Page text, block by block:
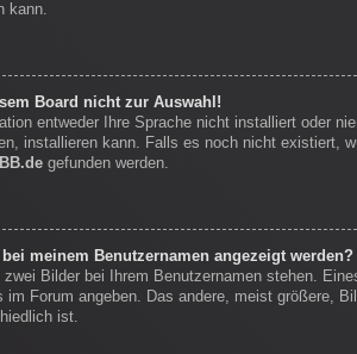
kann.
Board nicht zur Auswahl!
entweder Ihre Sprache nicht installiert oder
installieren kann. Falls es noch nicht existiert,
gefunden werden.
meinem Benutzernamen angezeigt werden?
zwei Bilder bei Ihrem Benutzernamen stehen.
im Forum angeben. Das andere, meist größere,
ist.